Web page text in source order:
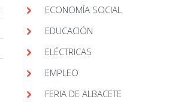
ECONOMÍA SOCIAL
EDUCACIÓN
ELÉCTRICAS
EMPLEO
FERIA DE ALBACETE